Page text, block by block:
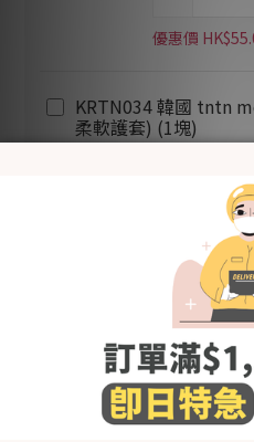
優惠價
KRTN034 韓國 tntn
柔軟護套) (1塊)
優惠價
加入